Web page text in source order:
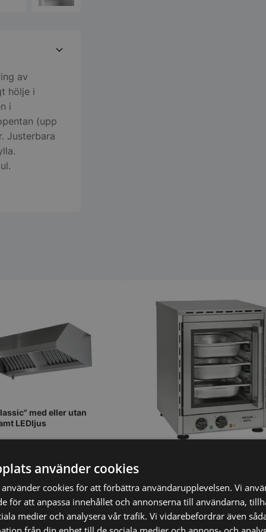
av
hölje i
i
(upp
Justerbara
med eller utan
LEDljus
bredd, Roller Grill
använder cookies
cookies för att förbättra användarupplevelsen. Vi
för att anpassa innehållet och annonserna till användarna,
medier och analysera vår trafik. Vi vidarebefordrar även